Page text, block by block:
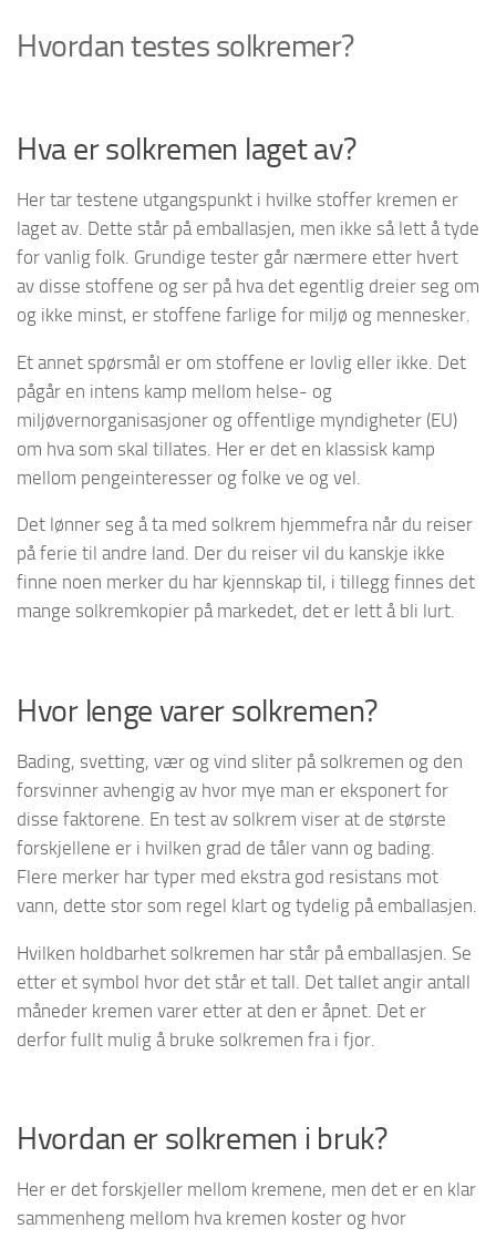
Hvordan testes solkremer?
Hva er solkremen laget av?
Her tar testene utgangspunkt i hvilke stoffer kremen er
laget av. Dette står på emballasjen, men ikke så lett å tyde
for vanlig folk. Grundige tester går nærmere etter hvert
av disse stoffene og ser på hva det egentlig dreier seg om
og ikke minst, er stoffene farlige for miljø og mennesker.
Et annet spørsmål er om stoffene er lovlig eller ikke. Det
pågår en intens kamp mellom helse- og
miljøvernorganisasjoner og offentlige myndigheter (EU)
om hva som skal tillates. Her er det en klassisk kamp
mellom pengeinteresser og folke ve og vel.
Det lønner seg å ta med solkrem hjemmefra når du reiser
på ferie til andre land. Der du reiser vil du kanskje ikke
finne noen merker du har kjennskap til, i tillegg finnes det
mange solkremkopier på markedet, det er lett å bli lurt.
Hvor lenge varer solkremen?
Bading, svetting, vær og vind sliter på solkremen og den
forsvinner avhengig av hvor mye man er eksponert for
disse faktorene. En test av solkrem viser at de største
forskjellene er i hvilken grad de tåler vann og bading.
Flere merker har typer med ekstra god resistans mot
vann, dette stor som regel klart og tydelig på emballasjen.
Hvilken holdbarhet solkremen har står på emballasjen. Se
etter et symbol hvor det står et tall. Det tallet angir antall
måneder kremen varer etter at den er åpnet. Det er
derfor fullt mulig å bruke solkremen fra i fjor.
Hvordan er solkremen i bruk?
Her er det forskjeller mellom kremene, men det er en klar
sammenheng mellom hva kremen koster og hvor